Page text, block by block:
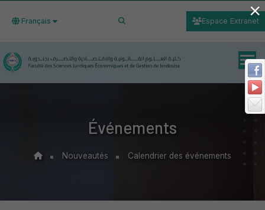
Français Espace Extranet
Événements
Nouveautés Calendrier des événements
×